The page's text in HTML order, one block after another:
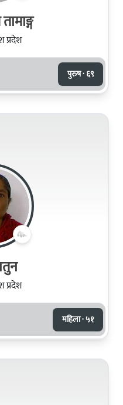
प्रदेश
पुरुष · ६९
प्रदेश
महिला · ५१